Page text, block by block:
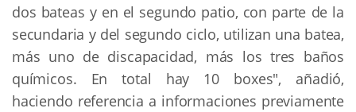
dos bateas y en el segundo patio, con parte de la
secundaria y del segundo ciclo, utilizan una batea,
más uno de discapacidad, más los tres baños
químicos. En total hay 10 boxes", añadió,
haciendo referencia a informaciones previamente